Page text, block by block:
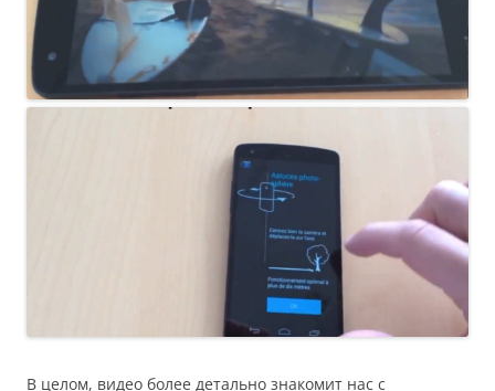
В целом, видео более детально знакомит нас с